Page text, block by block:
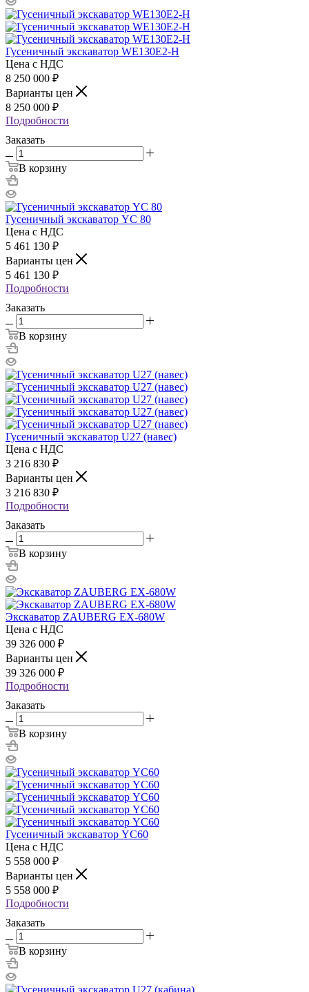
Гусеничный экскаватор WE130Е2-H
Цена с НДС
8 250 000 ₽
Варианты цен
8 250 000 ₽
Подробности
Заказать
В корзину
Гусеничный экскаватор YC 80
Цена с НДС
5 461 130 ₽
Варианты цен
5 461 130 ₽
Подробности
Заказать
В корзину
Гусеничный экскаватор U27 (навес)
Цена с НДС
3 216 830 ₽
Варианты цен
3 216 830 ₽
Подробности
Заказать
В корзину
Экскаватор ZAUBERG EX-680W
Цена с НДС
39 326 000 ₽
Варианты цен
39 326 000 ₽
Подробности
Заказать
В корзину
Гусеничный экскаватор YC60
Цена с НДС
5 558 000 ₽
Варианты цен
5 558 000 ₽
Подробности
Заказать
В корзину